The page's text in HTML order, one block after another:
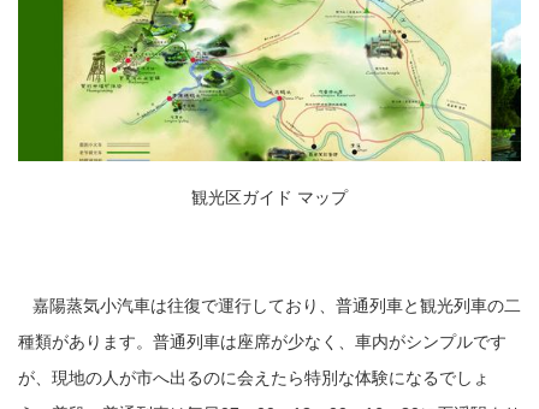
観光区ガイド マップ
嘉陽蒸気小汽車は往復で運行しており、普通列車と観光列車の二
種類があります。普通列車は座席が少なく、車内がシンプルです
が、現地の人が市へ出るのに会えたら特別な体験になるでしょ